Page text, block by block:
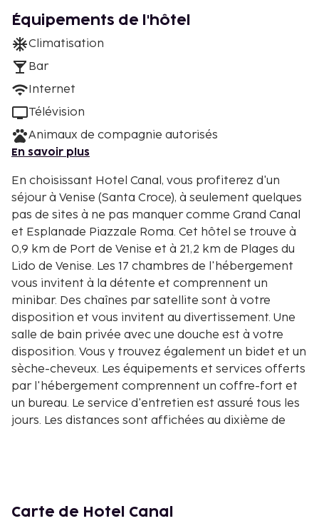
Équipements de l'hôtel
Climatisation
Bar
Internet
Télévision
Animaux de compagnie autorisés
En savoir plus
En choisissant Hotel Canal, vous profiterez d'un
séjour à Venise (Santa Croce), à seulement quelques
pas de sites à ne pas manquer comme Grand Canal
et Esplanade Piazzale Roma. Cet hôtel se trouve à
0,9 km de Port de Venise et à 21,2 km de Plages du
Lido de Venise. Les 17 chambres de l'hébergement
vous invitent à la détente et comprennent un
minibar. Des chaînes par satellite sont à votre
disposition et vous invitent au divertissement. Une
salle de bain privée avec une douche est à votre
disposition. Vous y trouvez également un bidet et un
sèche-cheveux. Les équipements et services offerts
par l'hébergement comprennent un coffre-fort et
un bureau. Le service d'entretien est assuré tous les
jours. Les distances sont affichées au dixième de
Scuola Grande di San Giovanni Evangelista - 0,4 km
Carte de Hotel Canal